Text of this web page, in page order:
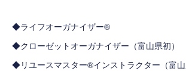
◆ライフオーガナイザー®
◆クローゼットオーガナイザー（富山県初）
◆リユースマスター®インストラクター（富山